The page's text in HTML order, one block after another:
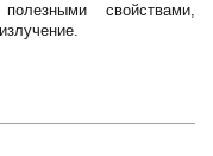
свойствами,